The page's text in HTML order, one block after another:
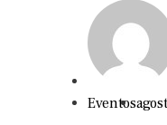
Eventos